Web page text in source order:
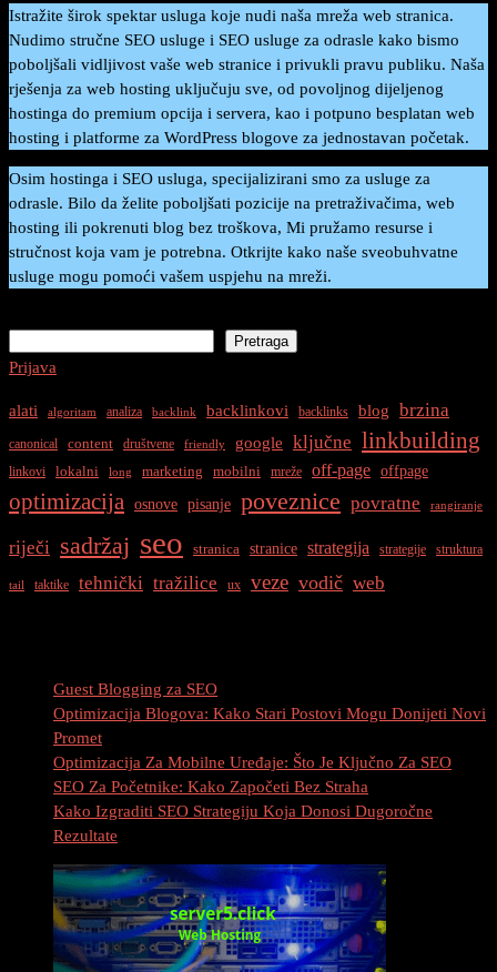
Istražite širok spektar usluga koje nudi naša mreža web stranica.
Nudimo stručne SEO usluge i SEO usluge za odrasle kako bismo
poboljšali vidljivost vaše web stranice i privukli pravu publiku. Naša
rješenja za web hosting uključuju sve, od povoljnog dijeljenog
hostinga do premium opcija i servera, kao i potpuno besplatan web
hosting i platforme za WordPress blogove za jednostavan početak.
Osim hostinga i SEO usluga, specijalizirani smo za usluge za
odrasle. Bilo da želite poboljšati pozicije na pretraživačima, web
hosting ili pokrenuti blog bez troškova, Mi pružamo resurse i
stručnost koja vam je potrebna. Otkrijte kako naše sveobuhvatne
usluge mogu pomoći vašem uspjehu na mreži.
Pretraga
Prijava
alati algoritam analiza backlink backlinkovi backlinks blog brzina
canonical content društvene friendly google ključne linkbuilding
linkovi lokalni long marketing mobilni mreže off-page offpage
optimizacija osnove pisanje poveznice povratne rangiranje
riječi sadržaj seo stranica stranice strategija strategije struktura
tail taktike tehnički tražilice ux veze vodič web
Guest Blogging za SEO
Optimizacija Blogova: Kako Stari Postovi Mogu Donijeti Novi
Promet
Optimizacija Za Mobilne Uređaje: Što Je Ključno Za SEO
SEO Za Početnike: Kako Započeti Bez Straha
Kako Izgraditi SEO Strategiju Koja Donosi Dugoročne
Rezultate